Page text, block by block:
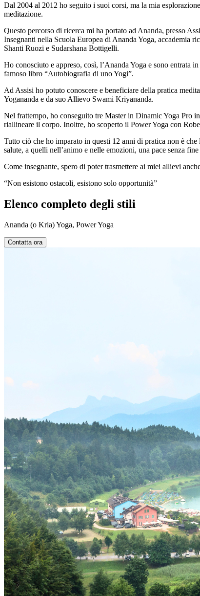
Dal 2004 al 2012 ho seguito i suoi corsi, ma la mia
meditazione.
Questo percorso di ricerca mi ha portato ad Ananda, presso
Insegnanti nella Scuola Europea di Ananda Yoga, accademia
Shanti Ruozi e Sudarshana Bottigelli.
Ho conosciuto e appreso, così, l’Ananda Yoga e sono entrata
famoso libro “Autobiografia di uno Yogi”.
Ad Assisi ho potuto conoscere e beneficiare della pratica
Yogananda e da suo Allievo Swami Kriyananda.
Nel frattempo, ho conseguito tre Master in Dinamic Yoga Pro
riallineare il corpo. Inoltre, ho scoperto il Power Yoga con
Tutto ciò che ho imparato in questi 12 anni di pratica non è
salute, a quelli nell’animo e nelle emozioni, una pace senza
Come insegnante, spero di poter trasmettere ai miei allievi
“Non esistono ostacoli, esistono solo opportunità”
Elenco completo degli stili
Ananda (o Kria) Yoga, Power Yoga
Contatta ora